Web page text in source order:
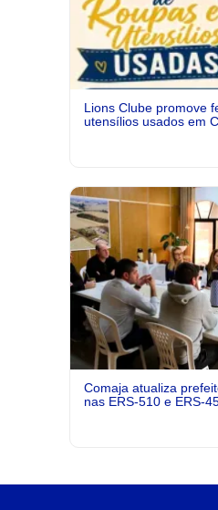
Lions Clube promove
utensílios usados em
Comaja atualiza
nas ERS-510 e ERS-